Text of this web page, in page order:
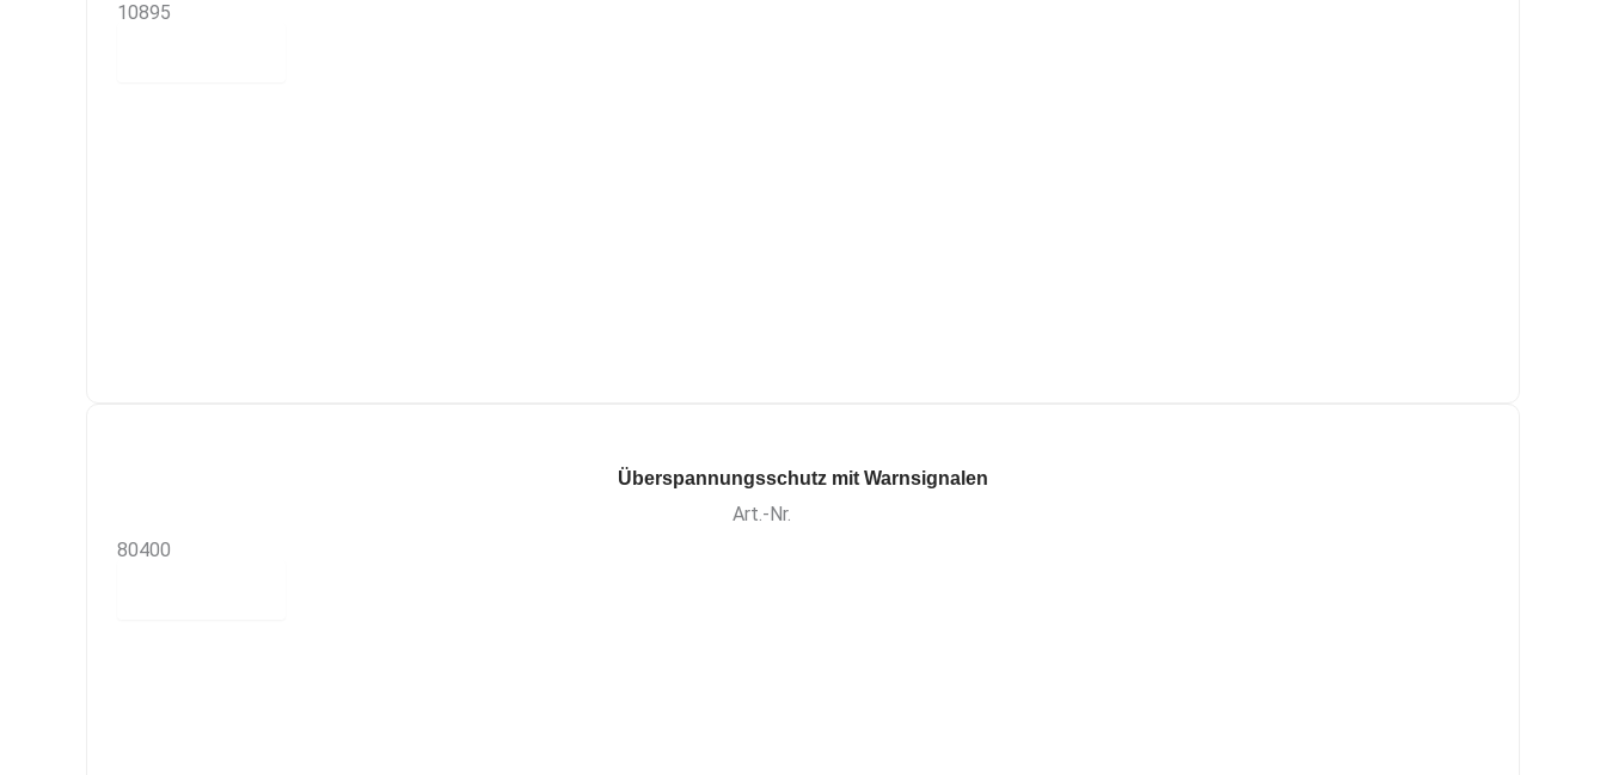
10895
Überspannungsschutz mit Warnsignalen
Art.-Nr.
80400